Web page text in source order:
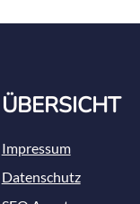
ÜBERSICHT
Impressum
Datenschutz